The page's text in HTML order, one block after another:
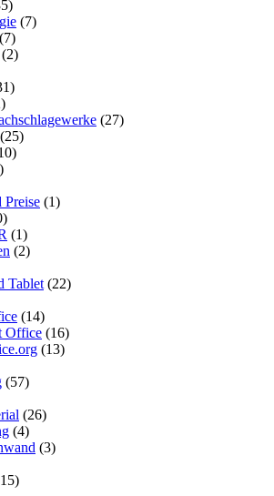
(7)
(7)
(2)
(27)
(25)
Preise (1)
(1)
(2)
Tablet (22)
(14)
Office (16)
(13)
(57)
(26)
(4)
(3)